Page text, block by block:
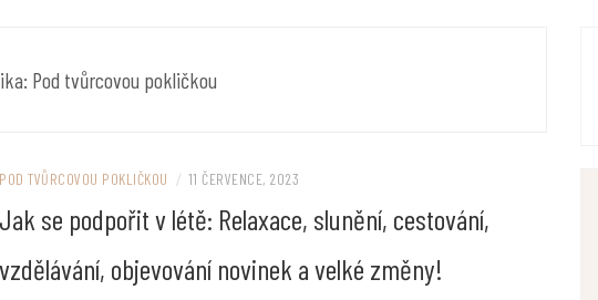
Pod tvůrcovou pokličkou
POD TVŮRCOVOU POKLIČKOU / 11 ČERVENCE, 2023
Jak se podpořit v létě: Relaxace, slunění, cestování,
vzdělávání, objevování novinek a velké změny!